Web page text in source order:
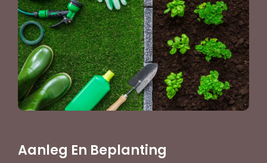
Aanleg En Beplanting